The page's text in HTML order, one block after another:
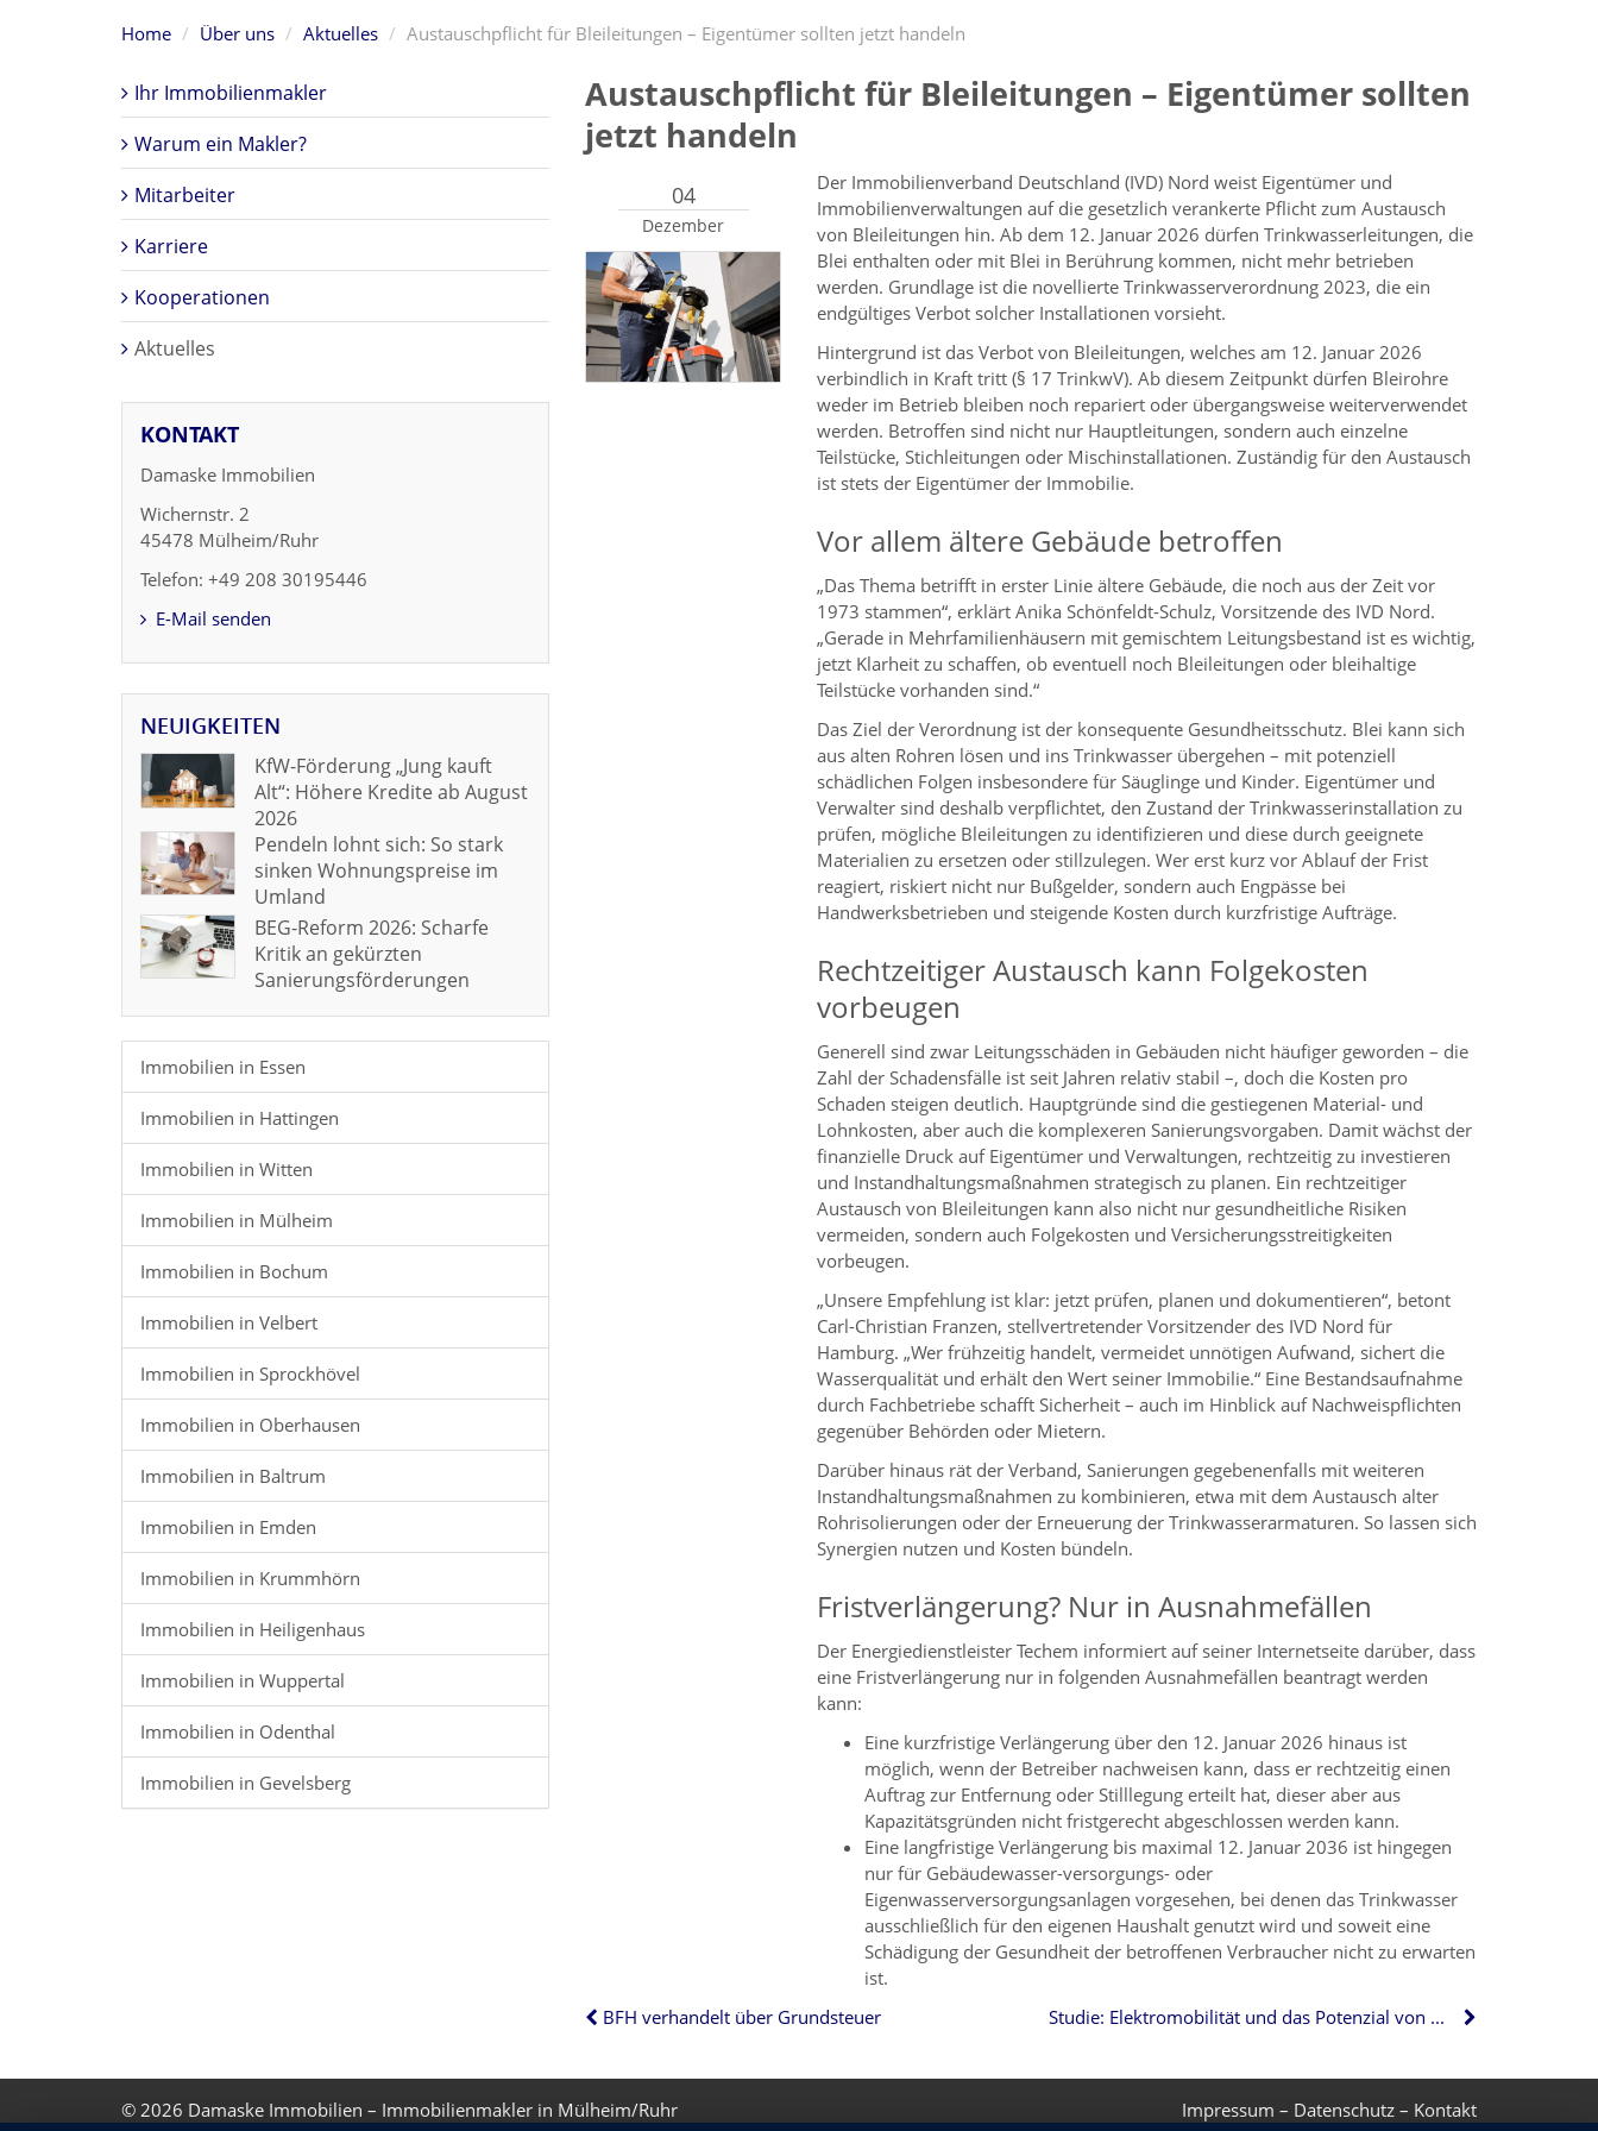
Home Über uns Aktuelles Austauschpflicht für Bleileitungen – Eigentümer sollten jetzt handeln
Austauschpflicht für Bleileitungen – Eigentümer sollten
jetzt handeln
04
Dezember
Der Immobilienverband Deutschland (IVD) Nord weist Eigentümer und
Immobilienverwaltungen auf die gesetzlich verankerte Pflicht zum Austausch
von Bleileitungen hin. Ab dem 12. Januar 2026 dürfen Trinkwasserleitungen, die
Blei enthalten oder mit Blei in Berührung kommen, nicht mehr betrieben
werden. Grundlage ist die novellierte Trinkwasserverordnung 2023, die ein
endgültiges Verbot solcher Installationen vorsieht.
Hintergrund ist das Verbot von Bleileitungen, welches am 12. Januar 2026
verbindlich in Kraft tritt (§ 17 TrinkwV). Ab diesem Zeitpunkt dürfen Bleirohre
weder im Betrieb bleiben noch repariert oder übergangsweise weiterverwendet
werden. Betroffen sind nicht nur Hauptleitungen, sondern auch einzelne
Teilstücke, Stichleitungen oder Mischinstallationen. Zuständig für den Austausch
ist stets der Eigentümer der Immobilie.
Vor allem ältere Gebäude betroffen
„Das Thema betrifft in erster Linie ältere Gebäude, die noch aus der Zeit vor
1973 stammen“, erklärt Anika Schönfeldt-Schulz, Vorsitzende des IVD Nord.
„Gerade in Mehrfamilienhäusern mit gemischtem Leitungsbestand ist es wichtig,
jetzt Klarheit zu schaffen, ob eventuell noch Bleileitungen oder bleihaltige
Teilstücke vorhanden sind.“
Das Ziel der Verordnung ist der konsequente Gesundheitsschutz. Blei kann sich
aus alten Rohren lösen und ins Trinkwasser übergehen – mit potenziell
schädlichen Folgen insbesondere für Säuglinge und Kinder. Eigentümer und
Verwalter sind deshalb verpflichtet, den Zustand der Trinkwasserinstallation zu
prüfen, mögliche Bleileitungen zu identifizieren und diese durch geeignete
Materialien zu ersetzen oder stillzulegen. Wer erst kurz vor Ablauf der Frist
reagiert, riskiert nicht nur Bußgelder, sondern auch Engpässe bei
Handwerksbetrieben und steigende Kosten durch kurzfristige Aufträge.
Rechtzeitiger Austausch kann Folgekosten
vorbeugen
Generell sind zwar Leitungsschäden in Gebäuden nicht häufiger geworden – die
Zahl der Schadensfälle ist seit Jahren relativ stabil –, doch die Kosten pro
Schaden steigen deutlich. Hauptgründe sind die gestiegenen Material- und
Lohnkosten, aber auch die komplexeren Sanierungsvorgaben. Damit wächst der
finanzielle Druck auf Eigentümer und Verwaltungen, rechtzeitig zu investieren
und Instandhaltungsmaßnahmen strategisch zu planen. Ein rechtzeitiger
Austausch von Bleileitungen kann also nicht nur gesundheitliche Risiken
vermeiden, sondern auch Folgekosten und Versicherungsstreitigkeiten
vorbeugen.
„Unsere Empfehlung ist klar: jetzt prüfen, planen und dokumentieren“, betont
Carl-Christian Franzen, stellvertretender Vorsitzender des IVD Nord für
Hamburg. „Wer frühzeitig handelt, vermeidet unnötigen Aufwand, sichert die
Wasserqualität und erhält den Wert seiner Immobilie.“ Eine Bestandsaufnahme
durch Fachbetriebe schafft Sicherheit – auch im Hinblick auf Nachweispflichten
gegenüber Behörden oder Mietern.
Darüber hinaus rät der Verband, Sanierungen gegebenenfalls mit weiteren
Instandhaltungsmaßnahmen zu kombinieren, etwa mit dem Austausch alter
Rohrisolierungen oder der Erneuerung der Trinkwasserarmaturen. So lassen sich
Synergien nutzen und Kosten bündeln.
Fristverlängerung? Nur in Ausnahmefällen
Der Energiedienstleister Techem informiert auf seiner Internetseite darüber, dass
eine Fristverlängerung nur in folgenden Ausnahmefällen beantragt werden
kann:
Eine kurzfristige Verlängerung über den 12. Januar 2026 hinaus ist
möglich, wenn der Betreiber nachweisen kann, dass er rechtzeitig einen
Auftrag zur Entfernung oder Stilllegung erteilt hat, dieser aber aus
Kapazitätsgründen nicht fristgerecht abgeschlossen werden kann.
Eine langfristige Verlängerung bis maximal 12. Januar 2036 ist hingegen
nur für Gebäudewasser-versorgungs- oder
Eigenwasserversorgungsanlagen vorgesehen, bei denen das Trinkwasser
ausschließlich für den eigenen Haushalt genutzt wird und soweit eine
Schädigung der Gesundheit der betroffenen Verbraucher nicht zu erwarten
ist.
BFH verhandelt über Grundsteuer
Studie: Elektromobilität und das Potenzial von Mehrfamilienhäusern
Ihr Immobilienmakler
Warum ein Makler?
Mitarbeiter
Karriere
Kooperationen
Aktuelles
KONTAKT
Damaske Immobilien
Wichernstr. 2
45478 Mülheim/Ruhr
Telefon: +49 208 30195446
E-Mail senden
NEUIGKEITEN
KfW-Förderung „Jung kauft
Alt“: Höhere Kredite ab August
2026
Pendeln lohnt sich: So stark
sinken Wohnungspreise im
Umland
BEG-Reform 2026: Scharfe
Kritik an gekürzten
Sanierungsförderungen
Immobilien in Essen
Immobilien in Hattingen
Immobilien in Witten
Immobilien in Mülheim
Immobilien in Bochum
Immobilien in Velbert
Immobilien in Sprockhövel
Immobilien in Oberhausen
Immobilien in Baltrum
Immobilien in Emden
Immobilien in Krummhörn
Immobilien in Heiligenhaus
Immobilien in Wuppertal
Immobilien in Odenthal
Immobilien in Gevelsberg
© 2026 Damaske Immobilien – Immobilienmakler in Mülheim/Ruhr Impressum – Datenschutz – Kontakt